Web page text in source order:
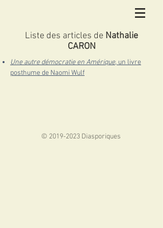
Liste des articles de Nathalie
CARON
Une autre démocratie en Amérique, un livre
posthume de Naomi Wulf
© 2019-2023 Diasporiques